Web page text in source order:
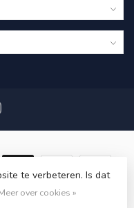
and boat equipment
te verbeteren. Is dat
over cookies »